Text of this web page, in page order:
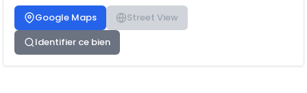
Google Maps
Street View
Identifier ce bien